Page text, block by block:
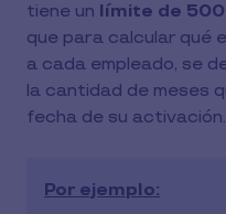
tiene un límite de
que para calcular qué
a cada empleado, se
la cantidad de meses
fecha de su activación.
Por ejemplo: